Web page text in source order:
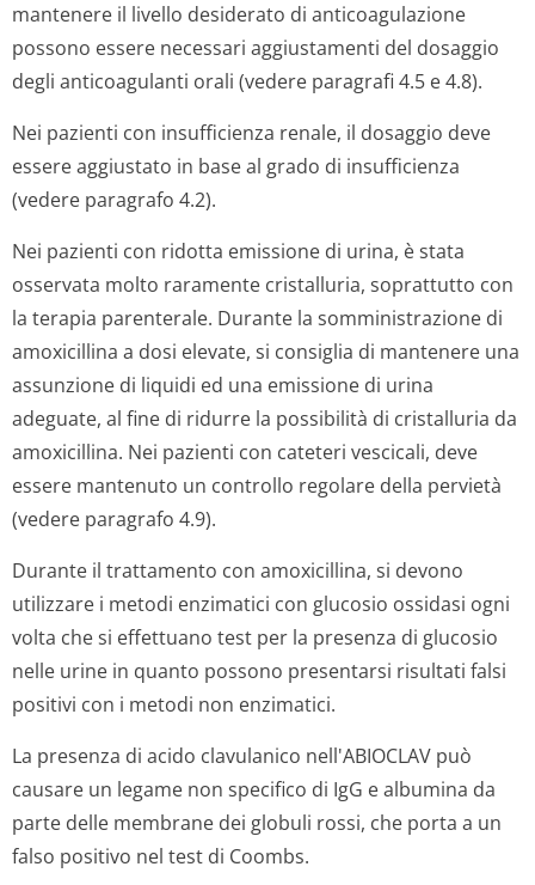
mantenere il livello desiderato di anticoagulazione
possono essere necessari aggiustamenti del dosaggio
degli anticoagulanti orali (vedere paragrafi 4.5 e 4.8).
Nei pazienti con insufficienza renale, il dosaggio deve
essere aggiustato in base al grado di insufficienza
(vedere paragrafo 4.2).
Nei pazienti con ridotta emissione di urina, è stata
osservata molto raramente cristalluria, soprattutto con
la terapia parenterale. Durante la somministrazione di
amoxicillina a dosi elevate, si consiglia di mantenere una
assunzione di liquidi ed una emissione di urina
adeguate, al fine di ridurre la possibilità di cristalluria da
amoxicillina. Nei pazienti con cateteri vescicali, deve
essere mantenuto un controllo regolare della pervietà
(vedere paragrafo 4.9).
Durante il trattamento con amoxicillina, si devono
utilizzare i metodi enzimatici con glucosio ossidasi ogni
volta che si effettuano test per la presenza di glucosio
nelle urine in quanto possono presentarsi risultati falsi
positivi con i metodi non enzimatici.
La presenza di acido clavulanico nell'ABIOCLAV può
causare un legame non specifico di IgG e albumina da
parte delle membrane dei globuli rossi, che porta a un
falso positivo nel test di Coombs.